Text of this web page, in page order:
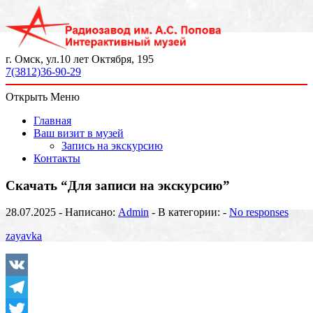
г. Омск, ул.10 лет Октября, 195
7(3812)36-90-29
Открыть Меню
Главная
Ваш визит в музей
Запись на экскурсию
Контакты
Скачать “Для записи на экскурсию”
28.07.2025 - Написано: Admin - В категории: - No responses
zayavka
VK
Telegram